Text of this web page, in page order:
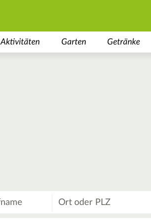
Aktivitäten Garten Getränke